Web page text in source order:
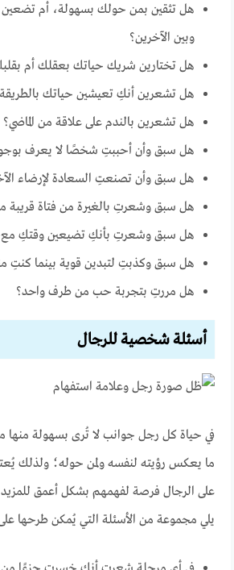
هل تثقين بمن حولك بسهولة، أم تضعين
وبين الآخرين؟
هل تختارين شريك حياتك بعقلك أم
هل تشعرين أنكِ تعيشين حياتك بالطريقة
هل تشعرين بالندم على علاقة من الماضي؟
هل سبق وأن أحببتِ شخصًا لا يعرف
هل سبق وأن تصنعتِ السعادة لإرضاء
هل سبق وشعرتِ بالغيرة من فتاة قريبة
هل سبق وشعرتِ بأنكِ تضيعين وقتكِ
هل سبق وكذبتِ لتبدين قوية بينما كنتِ
هل مررتِ بتجربة حب من طرف واحد؟
أسئلة شخصية للرجال
في حياة كل رجل جوانب لا تُرى بسهولة منها
ما يعكس رؤيته لنفسه ولمن حوله؛ ولذلك
على الرجال فرصة لفهمهم بشكل أعمق
يلي مجموعة من الأسئلة التي يُمكن طرحها